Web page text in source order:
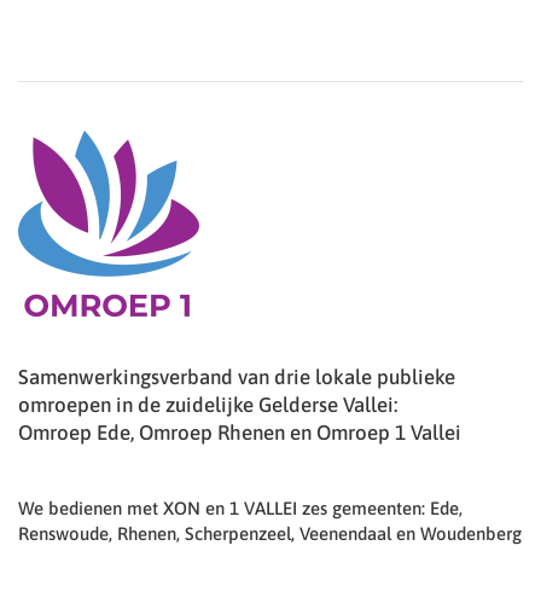
Samenwerkingsverband van drie lokale publieke
omroepen in de zuidelijke Gelderse Vallei:
Omroep Ede, Omroep Rhenen en Omroep 1 Vallei
We bedienen met XON en 1 VALLEI zes gemeenten: Ede,
Renswoude, Rhenen, Scherpenzeel, Veenendaal en Woudenberg